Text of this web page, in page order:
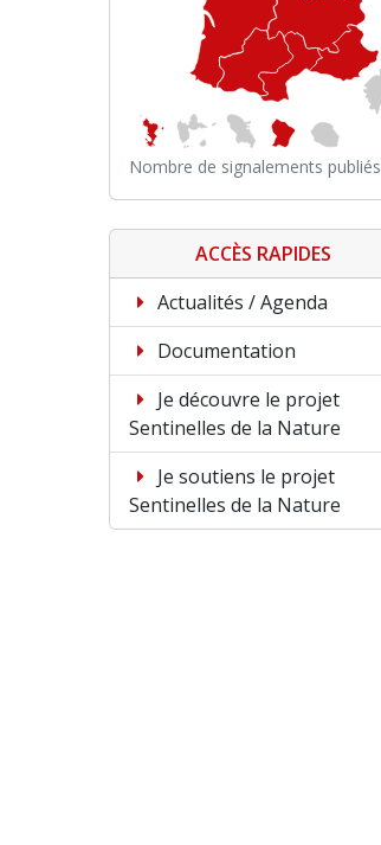
Nombre de signalements publiés
ACCÈS RAPIDES
Actualités / Agenda
Documentation
Je découvre le projet
Sentinelles de la Nature
Je soutiens le projet
Sentinelles de la Nature